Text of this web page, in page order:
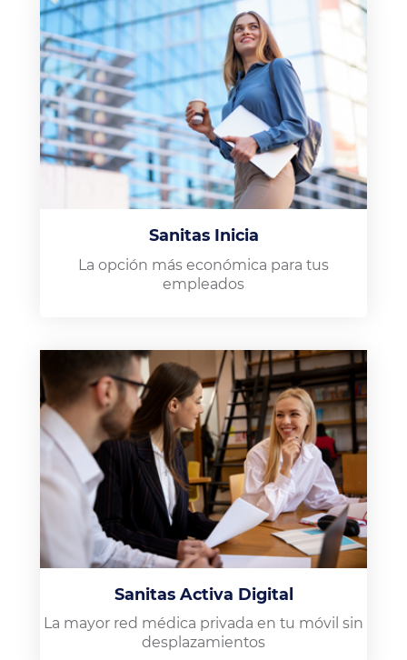
Sanitas Inicia
La opción más económica para tus
empleados
Sanitas Activa Digital
La mayor red médica privada en tu móvil sin
desplazamientos